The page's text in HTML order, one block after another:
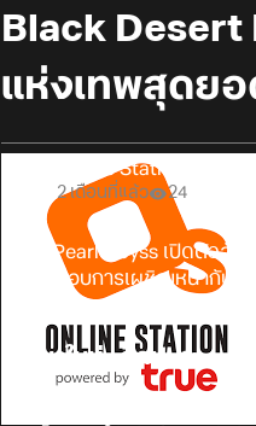
Black Desert
แห่งเทพสุดยอ
Online Station
2 เดือนที่แล้ว 24
บริษัท Pearl Abyss เปิดตัวอัป
มาเพื่อมอบการเผชิญหน้ากับ
2026’ หลังจากที่การแข่งขัน
เนื้อหาใหม่ : ศึกปะทะ
ศึกปะทะจะนำเสนอการต่อสู้รู